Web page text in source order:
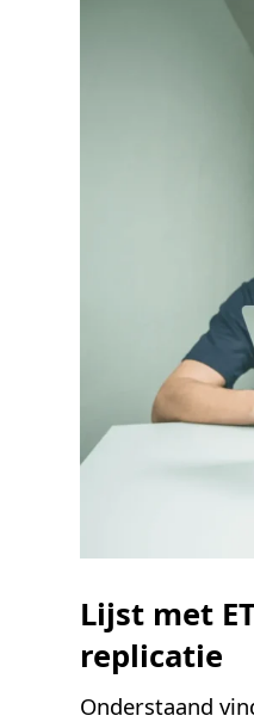
Lijst met
replicatie
Onderstaand